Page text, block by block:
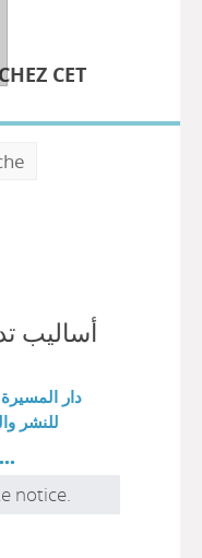
CET
أساليب
دار المسيرة
للنشر
notice.